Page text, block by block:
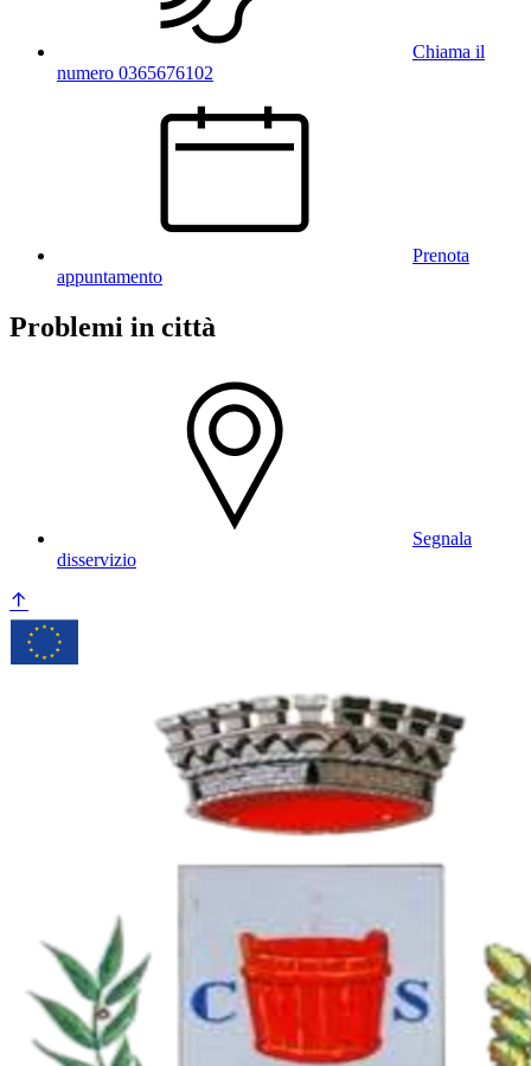
Chiama il
numero 0365676102
Prenota
appuntamento
Problemi in città
Segnala
disservizio